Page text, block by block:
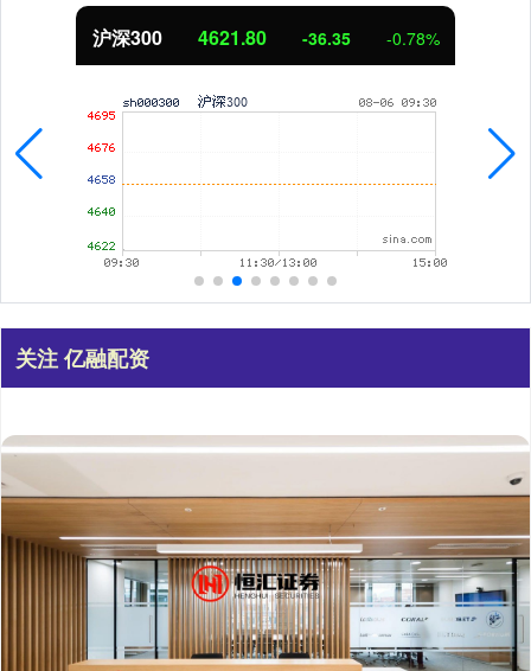
沪深300 4621.80 -36.35 -0.78%
关注 亿融配资